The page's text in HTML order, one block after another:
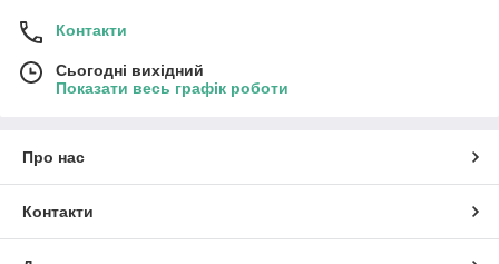
Контакти
Сьогодні вихідний
Показати весь графік роботи
Про нас
Контакти